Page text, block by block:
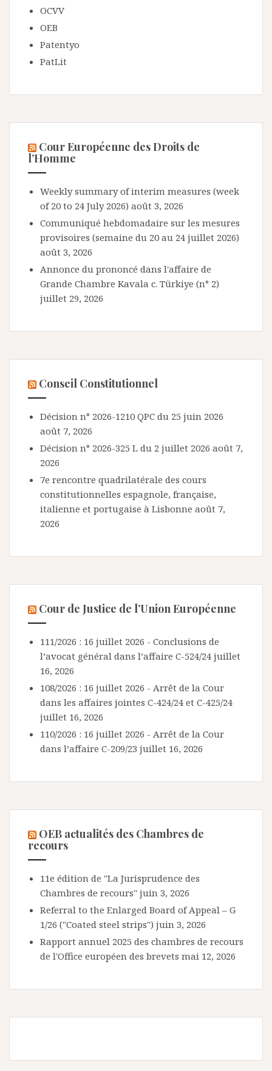
OCVV
OEB
Patentyo
PatLit
Cour Européenne des Droits de
l’Homme
Weekly summary of interim measures (week
of 20 to 24 July 2026) août 3, 2026
Communiqué hebdomadaire sur les mesures
provisoires (semaine du 20 au 24 juillet 2026)
août 3, 2026
Annonce du prononcé dans l'affaire de
Grande Chambre Kavala c. Türkiye (n° 2)
juillet 29, 2026
Conseil Constitutionnel
Décision n° 2026-1210 QPC du 25 juin 2026
août 7, 2026
Décision n° 2026-325 L du 2 juillet 2026 août 7,
2026
7e rencontre quadrilatérale des cours
constitutionnelles espagnole, française,
italienne et portugaise à Lisbonne août 7,
2026
Cour de Justice de l’Union Européenne
111/2026 : 16 juillet 2026 - Conclusions de
l’avocat général dans l’affaire C-524/24 juillet
16, 2026
108/2026 : 16 juillet 2026 - Arrêt de la Cour
dans les affaires jointes C-424/24 et C-425/24
juillet 16, 2026
110/2026 : 16 juillet 2026 - Arrêt de la Cour
dans l’affaire C-209/23 juillet 16, 2026
OEB actualités des Chambres de
recours
11e édition de "La Jurisprudence des
Chambres de recours" juin 3, 2026
Referral to the Enlarged Board of Appeal – G
1/26 ("Coated steel strips") juin 3, 2026
Rapport annuel 2025 des chambres de recours
de l'Office européen des brevets mai 12, 2026